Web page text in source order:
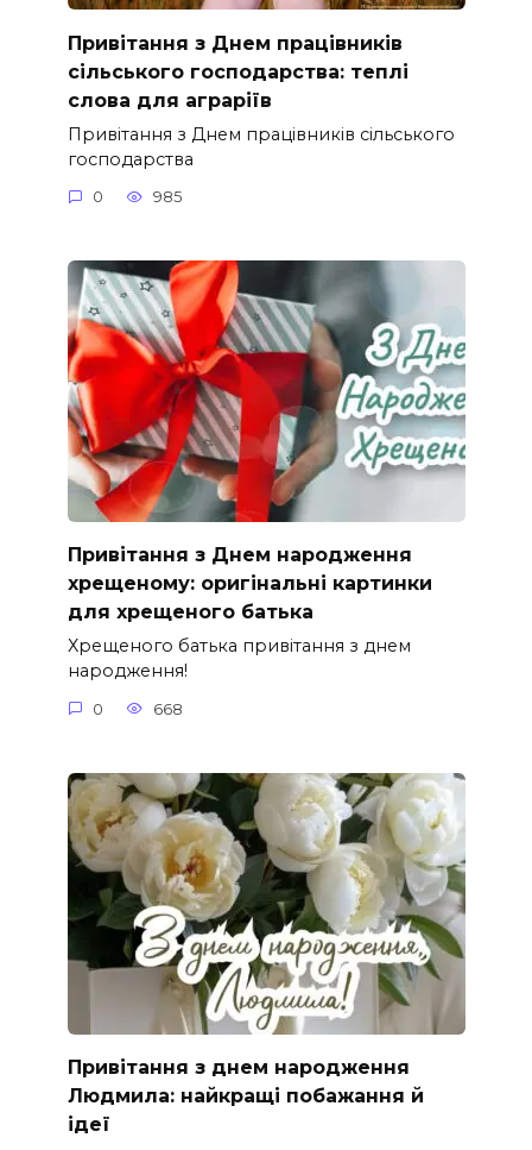
Привітання з Днем працівників
сільського господарства: теплі
слова для аграріїв
Привітання з Днем працівників сільського
господарства
0 985
Привітання з Днем народження
хрещеному: оригінальні картинки
для хрещеного батька
Хрещеного батька привітання з днем
народження!
0 668
Привітання з днем народження
Людмила: найкращі побажання й
ідеї